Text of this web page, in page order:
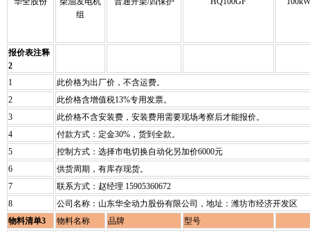
组
报价表注释
2
1
此价格为出厂价，不含运费。
2
此价格含增值税13%专用发票。
3
此价格不含安装费，安装费用需要现场考察后才能报价。
4
付款方式：定金30%，货到全款。
5
控制方式：选择市电切换自动化另加价6000元
6
供货周期，有库存现货。
7
联系方式：赵经理 15905360672
8
公司名称：山东华全动力股份有限公司，地址：潍坊市经济开发区
物料清单3
物料名称 品牌
型号